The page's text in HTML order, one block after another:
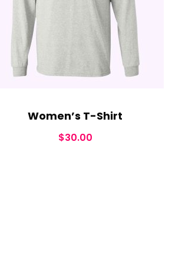
Women’s T-Shirt
$30.00